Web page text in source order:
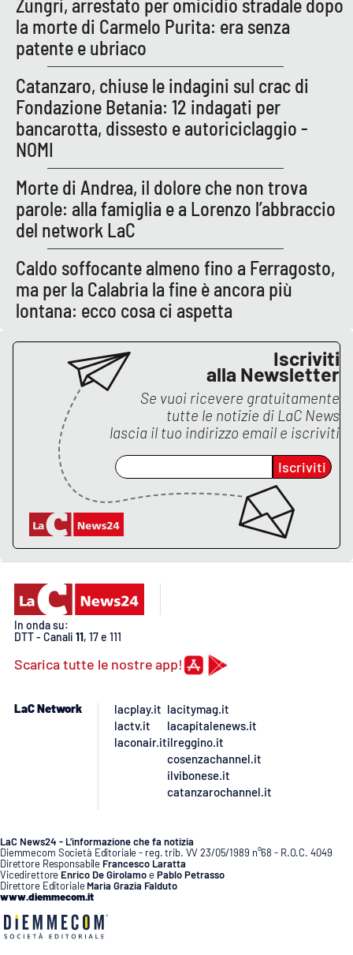
Destinazioni
Food
Storie
LAC
NETWORK
Lacplay.it
Lactv.it
Lacitymag.it
Lacapitalenews.it
Ilreggino.it
Cosenzachannel.it
Ilvibonese.it
APP
Android
Apple
Zungri, arrestato per omicidio stradale dopo
la morte di Carmelo Purita: era senza
patente e ubriaco
Catanzaro, chiuse le indagini sul crac di
Fondazione Betania: 12 indagati per
bancarotta, dissesto e autoriciclaggio -
NOMI
Morte di Andrea, il dolore che non trova
parole: alla famiglia e a Lorenzo l’abbraccio
del network LaC
Caldo soffocante almeno fino a Ferragosto,
ma per la Calabria la fine è ancora più
lontana: ecco cosa ci aspetta
Iscriviti
alla Newsletter
Se vuoi ricevere gratuitamente
tutte le notizie di LaC News
lascia il tuo indirizzo email e iscriviti
Iscriviti
In onda su:
DTT - Canali 11, 17 e 111
Scarica tutte le nostre app!
LaC Network
lacplay.it
lactv.it
laconair.it
lacitymag.it
lacapitalenews.it
ilreggino.it
cosenzachannel.it
ilvibonese.it
catanzarochannel.it
LaC News24 - L’informazione che fa notizia
Diemmecom Società Editoriale - reg. trib. VV 23/05/1989 n°68 - R.O.C. 4049
Direttore Responsabile Francesco Laratta
Vicedirettore Enrico De GirolamoePablo Petrasso
Direttore Editoriale Maria Grazia Falduto
www.diemmecom.it